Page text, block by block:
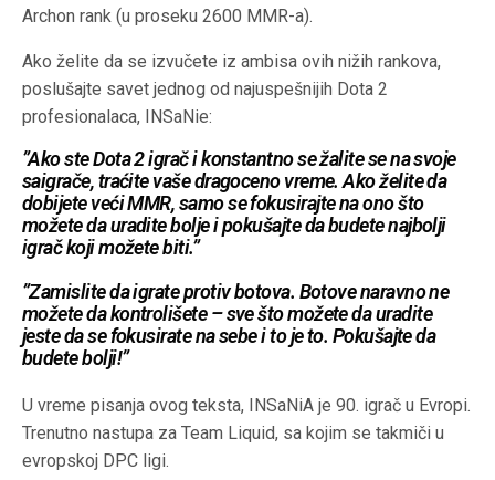
Archon rank (u proseku 2600 MMR-a).
Ako želite da se izvučete iz ambisa ovih nižih rankova,
poslušajte savet jednog od najuspešnijih Dota 2
profesionalaca, INSaNie:
”Ako ste Dota 2 igrač i konstantno se žalite se na svoje
saigrače, traćite vaše dragoceno vreme. Ako želite da
dobijete veći MMR, samo se fokusirajte na ono što
možete da uradite bolje i pokušajte da budete najbolji
igrač koji možete biti.”
”Zamislite da igrate protiv botova. Botove naravno ne
možete da kontrolišete – sve što možete da uradite
jeste da se fokusirate na sebe i to je to. Pokušajte da
budete bolji!”
U vreme pisanja ovog teksta, INSaNiA je 90. igrač u Evropi.
Trenutno nastupa za Team Liquid, sa kojim se takmiči u
evropskoj DPC ligi.